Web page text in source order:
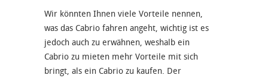
Wir könnten Ihnen viele Vorteile nennen,
was das Cabrio fahren angeht, wichtig ist es
jedoch auch zu erwähnen, weshalb ein
Cabrio zu mieten mehr Vorteile mit sich
bringt, als ein Cabrio zu kaufen. Der